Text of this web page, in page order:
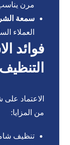
مرن يناسب
سمعة
العملاء
فوائد
الاعتماد
من المزايا:
تنظيف